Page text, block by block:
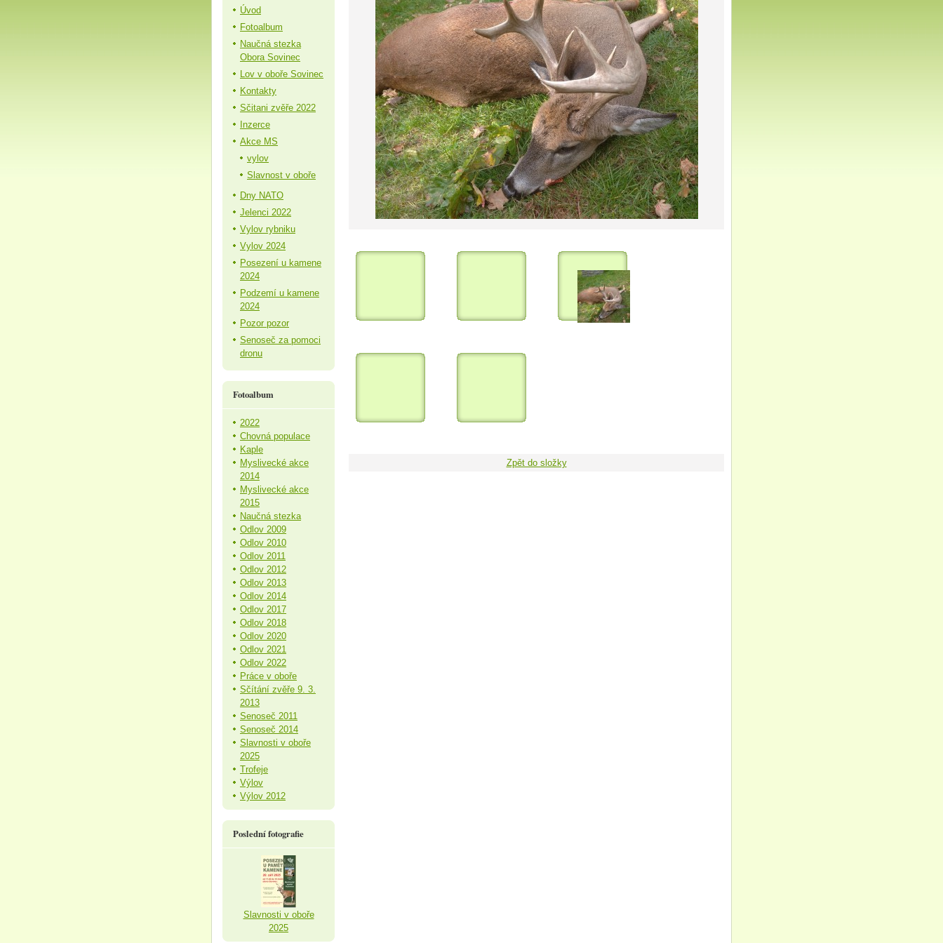
Zpět do složky
Úvod
Fotoalbum
Naučná stezka
Obora Sovinec
Lov v oboře Sovinec
Kontakty
Sčitani zvěře 2022
Inzerce
Akce MS
vylov
Slavnost v oboře
Dny NATO
Jelenci 2022
Vylov rybniku
Vylov 2024
Posezení u kamene
2024
Podzemí u kamene
2024
Pozor pozor
Senoseč za pomoci
dronu
Fotoalbum
2022
Chovná populace
Kaple
Myslivecké akce
2014
Myslivecké akce
2015
Naučná stezka
Odlov 2009
Odlov 2010
Odlov 2011
Odlov 2012
Odlov 2013
Odlov 2014
Odlov 2017
Odlov 2018
Odlov 2020
Odlov 2021
Odlov 2022
Práce v oboře
Sčítání zvěře 9. 3.
2013
Senoseč 2011
Senoseč 2014
Slavnosti v oboře
2025
Trofeje
Výlov
Výlov 2012
Poslední fotografie
Slavnosti v oboře
2025